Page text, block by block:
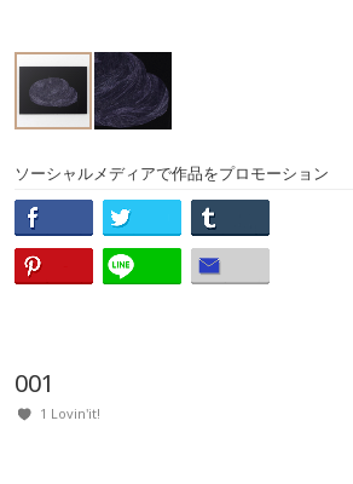
ソーシャルメディアで作品をプロモーション
001
1 Lovin'it!